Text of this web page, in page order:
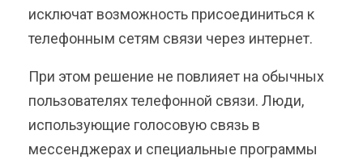
исключат возможность присоединиться к
телефонным сетям связи через интернет.
При этом решение не повлияет на обычных
пользователях телефонной связи. Люди,
использующие голосовую связь в
мессенджерах и специальные программы